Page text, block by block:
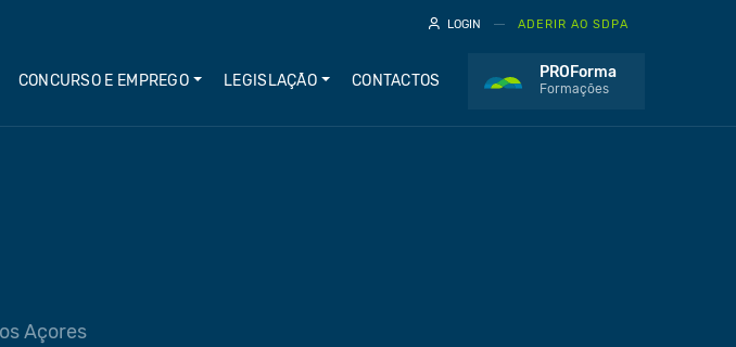
LOGIN ADERIR AO SDPA
CONCURSO E EMPREGO LEGISLAÇÃO CONTACTOS
PROForma
Formações
Açores